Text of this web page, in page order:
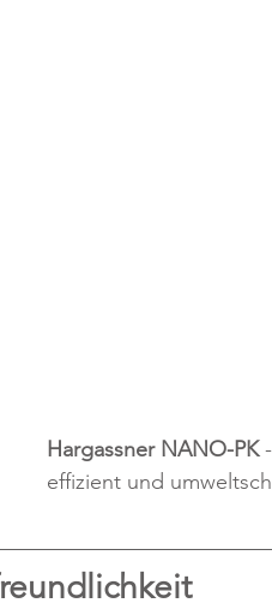
Hargassner NANO-PK -
effizient und